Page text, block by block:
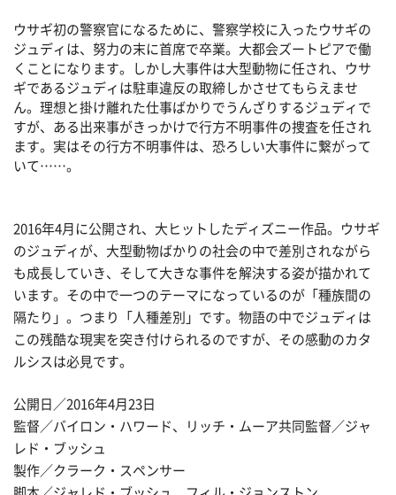
ウサギ初の警察官になるために、警察学校に入ったウサギの
ジュディは、努力の末に首席で卒業。大都会ズートピアで働
くことになります。しかし大事件は大型動物に任され、ウサ
ギであるジュディは駐車違反の取締しかさせてもらえませ
ん。理想と掛け離れた仕事ばかりでうんざりするジュディで
すが、ある出来事がきっかけで行方不明事件の捜査を任され
ます。実はその行方不明事件は、恐ろしい大事件に繋がって
いて……。
2016年4月に公開され、大ヒットしたディズニー作品。ウサギ
のジュディが、大型動物ばかりの社会の中で差別されながら
も成長していき、そして大きな事件を解決する姿が描かれて
います。その中で一つのテーマになっているのが「種族間の
隔たり」。つまり「人種差別」です。物語の中でジュディは
この残酷な現実を突き付けられるのですが、その感動のカタ
ルシスは必見です。
公開日／2016年4月23日
監督／バイロン・ハワード、リッチ・ムーア共同監督／ジャ
レド・ブッシュ
製作／クラーク・スペンサー